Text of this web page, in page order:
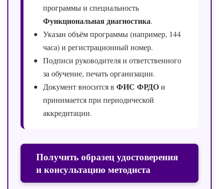
программы и специальность
Функциональная диагностика.
Указан объём программы (например, 144
часа) и регистрационный номер.
Подписи руководителя и ответственного
за обучение, печать организации.
Документ вносится в ФИС ФРДОи
принимается при периодической
аккредитации.
Получить образец удостоверения
и консультацию методиста